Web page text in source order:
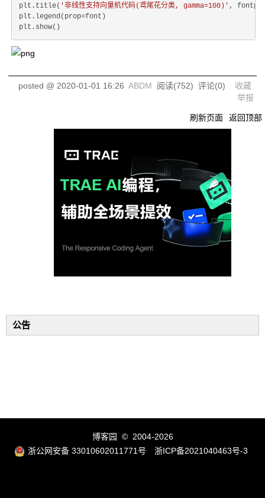
plt.title( '非线性支持向量机代码(鸢尾花分类, gamma=100)' ,
plt.legend(prop=font)
posted @ 2020-01-01 16:26 ABDM 阅读(752) 评论(0) 收藏
举报
刷新页面 返回顶部
公告
博客园
© 2004-2026
浙公网安备 33010602011771号
浙ICP备2021040463号-3